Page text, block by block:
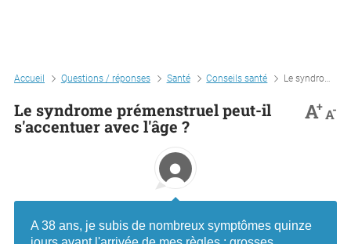
Accueil Questions / réponses Santé Conseils santé Le syndrome prémenstruel peut-il s'accentuer avec l'âge ?
Le syndrome prémenstruel peut-il
s'accentuer avec l'âge ?
A+A-
A 38 ans, je subis de nombreux symptômes quinze